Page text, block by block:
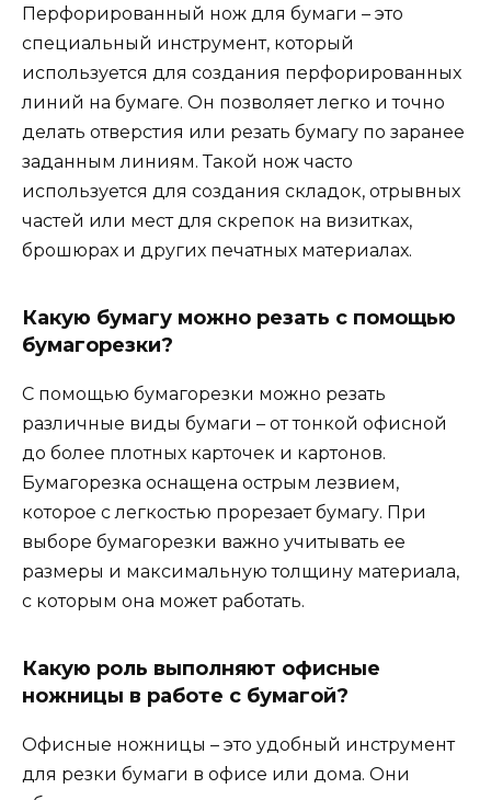
Перфорированный нож для бумаги – это
специальный инструмент, который
используется для создания перфорированных
линий на бумаге. Он позволяет легко и точно
делать отверстия или резать бумагу по заранее
заданным линиям. Такой нож часто
используется для создания складок, отрывных
частей или мест для скрепок на визитках,
брошюрах и других печатных материалах.
Какую бумагу можно резать с помощью
бумагорезки?
С помощью бумагорезки можно резать
различные виды бумаги – от тонкой офисной
до более плотных карточек и картонов.
Бумагорезка оснащена острым лезвием,
которое с легкостью прорезает бумагу. При
выборе бумагорезки важно учитывать ее
размеры и максимальную толщину материала,
с которым она может работать.
Какую роль выполняют офисные
ножницы в работе с бумагой?
Офисные ножницы – это удобный инструмент
для резки бумаги в офисе или дома. Они